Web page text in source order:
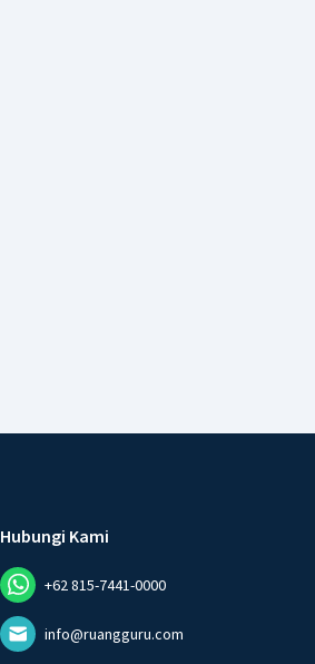
Hubungi Kami
+62 815-7441-0000
info@ruangguru.com